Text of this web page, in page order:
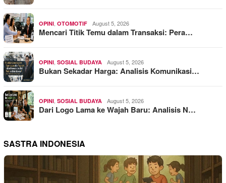
OPINI OTOMOTIF August 5, 2026
Mencari Titik Temu dalam Transaksi: Pera…
OPINI SOSIAL BUDAYA August 5, 2026
Bukan Sekadar Harga: Analisis Komunikasi…
OPINI SOSIAL BUDAYA August 5, 2026
Dari Logo Lama ke Wajah Baru: Analisis N…
SASTRA INDONESIA